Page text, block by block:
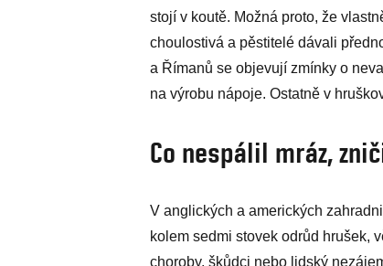
stojí v koutě. Možná proto, že
choulostivá a pěstitelé dávali
a Římanů se objevují zmínky o
na výrobu nápoje. Ostatně v
Co nespálil mráz,
V anglických a amerických
kolem sedmi stovek odrůd hrušek,
choroby, škůdci nebo lidský